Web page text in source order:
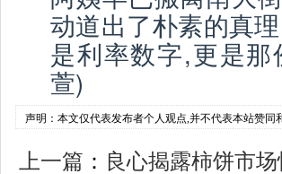
动道出了朴素的真
是利率数字,更是
萱)
声明：本文仅代表发布者个人观点,并不代表本站赞
上一篇 ： 良心揭露柿饼市